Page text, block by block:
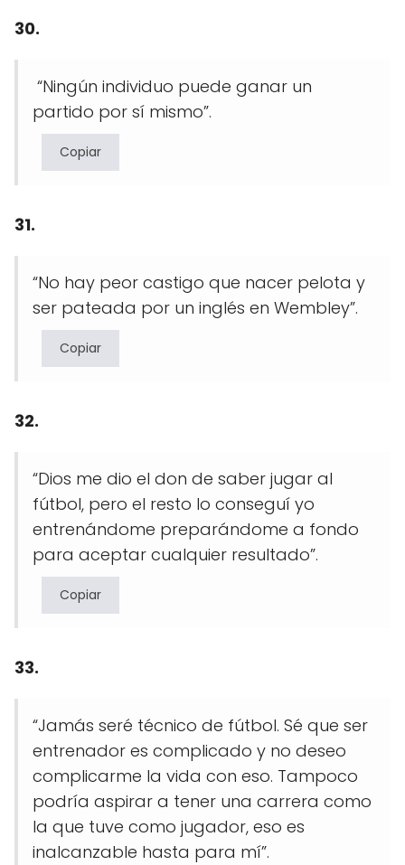
30.
“Ningún individuo puede ganar un
partido por sí mismo”.
Copiar
31.
“No hay peor castigo que nacer pelota y
ser pateada por un inglés en Wembley”.
Copiar
32.
“Dios me dio el don de saber jugar al
fútbol, pero el resto lo conseguí yo
entrenándome preparándome a fondo
para aceptar cualquier resultado”.
Copiar
33.
“Jamás seré técnico de fútbol. Sé que ser
entrenador es complicado y no deseo
complicarme la vida con eso. Tampoco
podría aspirar a tener una carrera como
la que tuve como jugador, eso es
inalcanzable hasta para mí”.